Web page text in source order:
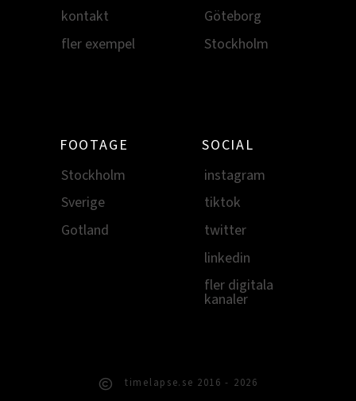
kontakt
fler exempel
Göteborg
Stockholm
FOOTAGE
Stockholm
Sverige
Gotland
SOCIAL
instagram
tiktok
twitter
linkedin
fler digitala
kanaler
timelapse.se 2016 - 2026